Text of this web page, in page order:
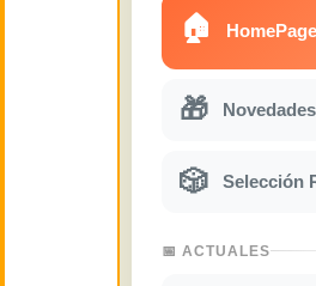
🏠 HomePage
🎁 Novedades
🎲 Selección
📅 ACTUALES